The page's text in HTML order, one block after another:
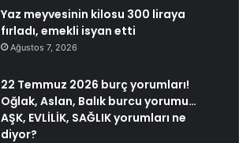
Yaz meyvesinin kilosu 300 liraya
fırladı, emekli isyan etti
Ağustos 7, 2026
22 Temmuz 2026 burç yorumları!
Oğlak, Aslan, Balık burcu yorumu…
AŞK, EVLİLİK, SAĞLIK yorumları ne
diyor?